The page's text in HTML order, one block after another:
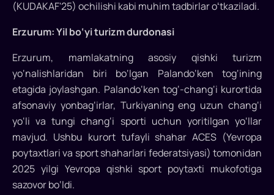
iqtisod
va
global
tengsizlik”
forumiga
mezbonlik
qiladi
Turkiyaning
Erzurum
(KUDAKAF'25) ochilishi kabi muhim tadbirlar oʻtkaziladi.
Erzurum: Yil bo‘yi turizm durdonasi
Erzurum, mamlakatning asosiy qishki turizm
yo‘nalishlaridan biri bo‘lgan Palando‘ken tog‘ining
etagida joylashgan. Palando‘ken tog‘-chang‘i kurortida
afsonaviy yonbag‘irlar, Turkiyaning eng uzun chang‘i
yo‘li va tungi chang‘i sporti uchun yoritilgan yo‘llar
mavjud. Ushbu kurort tufayli shahar ACES (Yevropa
poytaxtlari va sport shaharlari federatsiyasi) tomonidan
2025 yilgi Yevropa qishki sport poytaxti mukofotiga
sazovor bo‘ldi.